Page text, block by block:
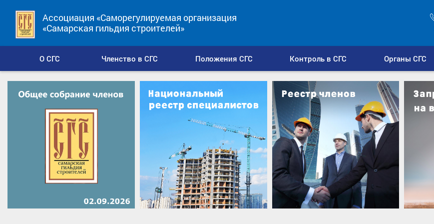
Ассоциация «Саморегулируемая организация
«Самарская гильдия строителей»
О СГС Членство в СГС Положения СГС Контроль в СГС Органы СГС